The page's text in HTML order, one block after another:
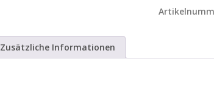
/
Zusätzliche Informationen